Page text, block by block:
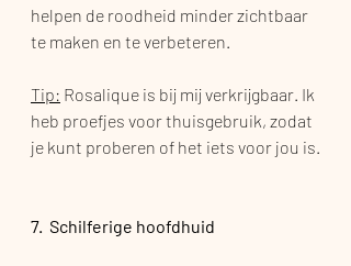
helpen de roodheid minder zichtbaar
te maken en te verbeteren.
Tip: Rosalique is bij mij verkrijgbaar. Ik
heb proefjes voor thuisgebruik, zodat
je kunt proberen of het iets voor jou is.
7.  Schilferige hoofdhuid